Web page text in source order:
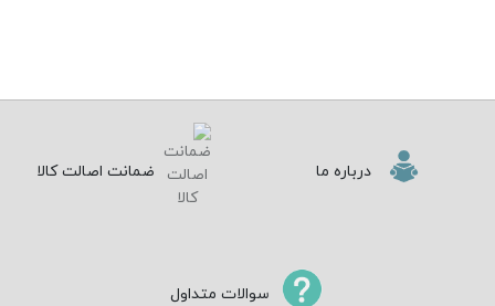
درباره ما ضمانت اصالت کالا
سوالات متداول